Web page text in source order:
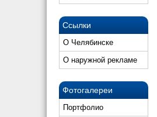
Ссылки
О Челябинске
О наружной рекламе
Фотогалереи
Портфолио